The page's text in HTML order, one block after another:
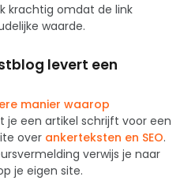
krachtig omdat de link
waarde.
levert een
manier waarop
je een artikel schrijft voor een
over ankerteksten en SEO.
verwijs je naar
je eigen site.